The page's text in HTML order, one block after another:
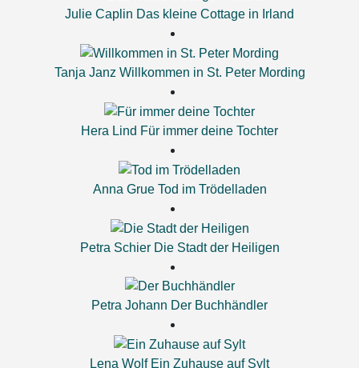
Julie Caplin Das kleine Cottage in Irland
Tanja Janz Willkommen in St. Peter Mording
Hera Lind Für immer deine Tochter
Anna Grue Tod im Trödelladen
Petra Schier Die Stadt der Heiligen
Petra Johann Der Buchhändler
Lena Wolf Ein Zuhause auf Sylt